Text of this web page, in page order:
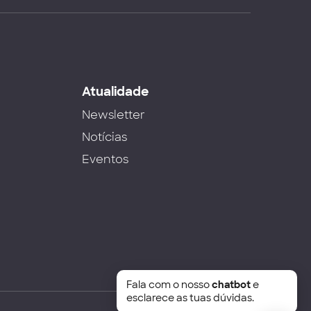
Atualidade
Newsletter
Notícias
Eventos
Fala com o nossochatbote
esclarece as tuas dúvidas.